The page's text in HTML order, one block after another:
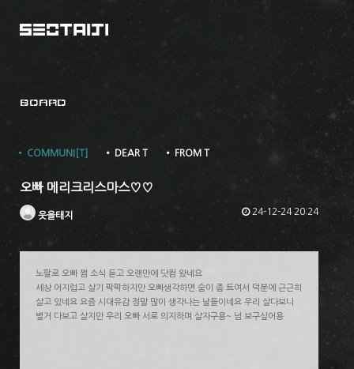
BOARD
• COMMUNI[T] • DEAR T • FROM T
오빠 메리크리스마스♡♡
웃을태지 24-12-24 20:24
노팔로 오빠 쩜 소식 듣고 오랜만에 닷컴 왔네요
세상 어지럽고 살기 팍팍하지만 오빠생각하면 숨이 좀 트여서 덕분에 근근히
살고 있네요 요즘 시대유감 정말 많이 생각나는 날들이네요 우리 살다보니
별거 다보고 살지만 우리 오빠 서로 의지하며 살자구용~ 넘 보구싶어용